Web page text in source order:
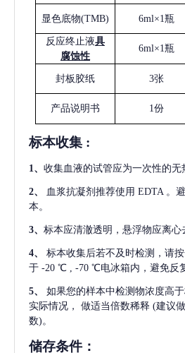
显色底物(TMB) 6ml×1瓶
反应终止液具
腐蚀性
6ml×1瓶
封板胶纸 3张
产品说明书 1份
标本收集 :
1 、 收集血液的试管应为一次性的无
2、 血浆抗凝剂推荐使用 EDTA 。
本。
3、 标本应清澈透明，悬浮物应离心
4、
标本收集后若不及时检测，请
于 -20 ℃ , -70 ℃电冰箱内，避免反
5、
如果您的样本中检测物浓度高
实际情况，
做适当倍数稀释 (建议
数)。
储存条件：